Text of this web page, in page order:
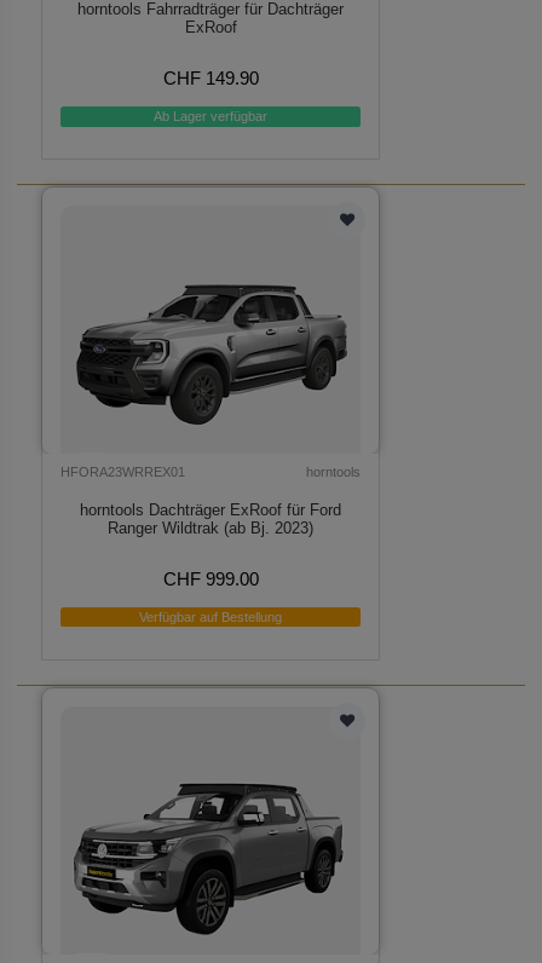
horntools Fahrradträger für Dachträger
ExRoof
CHF 149.90
Ab Lager verfügbar
HFORA23WRREX01 horntools
horntools Dachträger ExRoof für Ford
Ranger Wildtrak (ab Bj. 2023)
CHF 999.00
Verfügbar auf Bestellung